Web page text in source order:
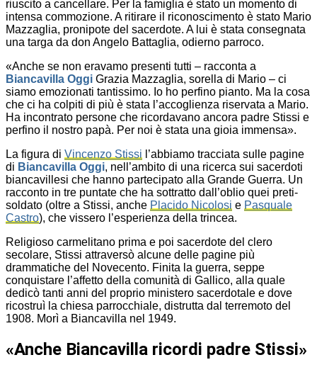
riuscito a cancellare. Per la famiglia è stato un momento di
intensa commozione. A ritirare il riconoscimento è stato Mario
Mazzaglia, pronipote del sacerdote. A lui è stata consegnata
una targa da don Angelo Battaglia, odierno parroco.
«Anche se non eravamo presenti tutti – racconta a
Biancavilla Oggi Grazia Mazzaglia, sorella di Mario – ci
siamo emozionati tantissimo. Io ho perfino pianto. Ma la cosa
che ci ha colpiti di più è stata l’accoglienza riservata a Mario.
Ha incontrato persone che ricordavano ancora padre Stissi e
perfino il nostro papà. Per noi è stata una gioia immensa».
La figura di Vincenzo Stissi l’abbiamo tracciata sulle pagine
di Biancavilla Oggi, nell’ambito di una ricerca sui sacerdoti
biancavillesi che hanno partecipato alla Grande Guerra. Un
racconto in tre puntate che ha sottratto dall’oblio quei preti-
soldato (oltre a Stissi, anche Placido Nicolosi e Pasquale
Castro), che vissero l’esperienza della trincea.
Religioso carmelitano prima e poi sacerdote del clero
secolare, Stissi attraversò alcune delle pagine più
drammatiche del Novecento. Finita la guerra, seppe
conquistare l’affetto della comunità di Gallico, alla quale
dedicò tanti anni del proprio ministero sacerdotale e dove
ricostruì la chiesa parrocchiale, distrutta dal terremoto del
1908. Morì a Biancavilla nel 1949.
«Anche Biancavilla ricordi padre Stissi»